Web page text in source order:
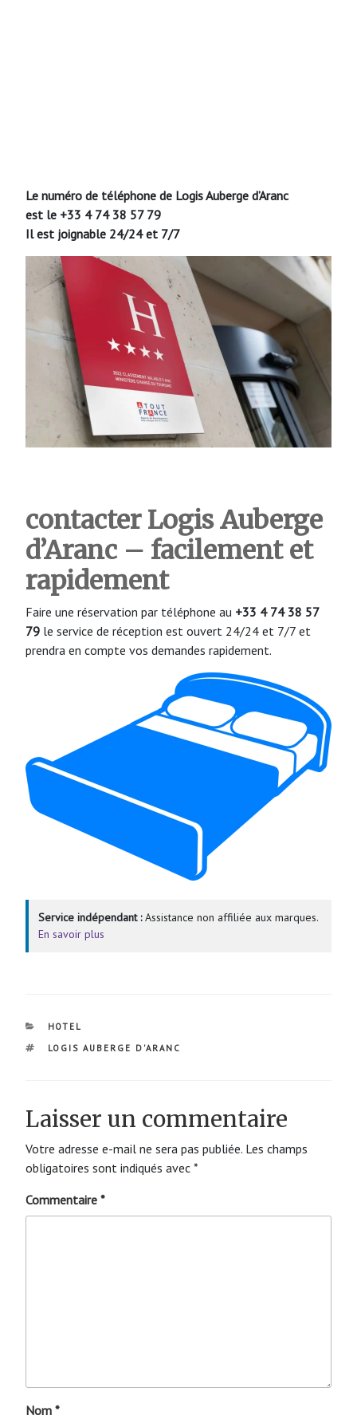
Le numéro de téléphone de Logis Auberge d’Aranc
est le +33 4 74 38 57 79
Il est joignable 24/24 et 7/7
contacter Logis Auberge
d’Aranc – facilement et
rapidement
Faire une réservation par téléphone au +33 4 74 38 57
79 le service de réception est ouvert 24/24 et 7/7 et
prendra en compte vos demandes rapidement.
Service indépendant :Assistance non affiliée aux marques.
En savoir plus
CATÉGORIES
HOTEL
ÉTIQUETTES
LOGIS AUBERGE D'ARANC
Laisser un commentaire
Votre adresse e-mail ne sera pas publiée. Les champs
obligatoires sont indiqués avec *
Commentaire *
Nom *